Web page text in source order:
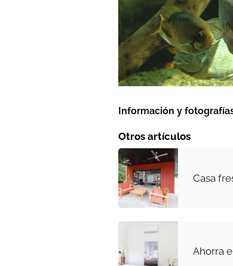
Información y
Otros artículos
Casa
Ahorra